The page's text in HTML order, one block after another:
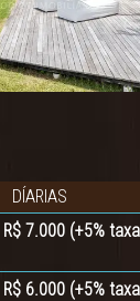
DÍARIAS
R$ 7.000 (+5%
R$ 6.000 (+5%